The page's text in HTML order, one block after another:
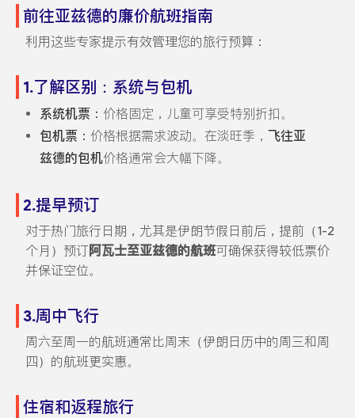
前往亚兹德的廉价航班指南
利用这些专家提示有效管理您的旅行预算：
1.了解区别：系统与包机
系统机票： 价格固定，儿童可享受特别折扣。
包机票： 价格根据需求波动。在淡旺季， 飞往亚
兹德的包机价格通常会大幅下降。
2.提早预订
对于热门旅行日期，尤其是伊朗节假日前后，提前（1-2
个月）预订阿瓦士至亚兹德的航班可确保获得较低票价
并保证空位。
3.周中飞行
周六至周一的航班通常比周末（伊朗日历中的周三和周
四）的航班更实惠。
住宿和返程旅行